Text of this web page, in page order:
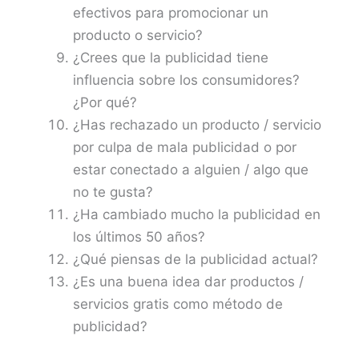
efectivos para promocionar un
producto o servicio?
¿Crees que la publicidad tiene
influencia sobre los consumidores?
¿Por qué?
¿Has rechazado un producto / servicio
por culpa de mala publicidad o por
estar conectado a alguien / algo que
no te gusta?
¿Ha cambiado mucho la publicidad en
los últimos 50 años?
¿Qué piensas de la publicidad actual?
¿Es una buena idea dar productos /
servicios gratis como método de
publicidad?